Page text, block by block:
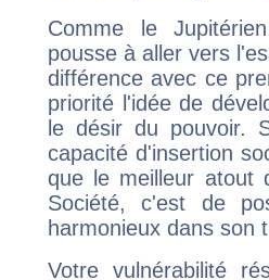
Comme le
pousse à aller vers
différence avec ce
priorité l'idée de
le désir du pouvoir.
capacité d'insertion
que le meilleur atout
Société, c'est de
harmonieux dans son
Votre vulnérabilité